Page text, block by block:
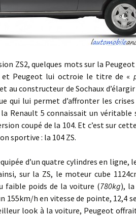
quelques mots sur la Peugeot
et Peugeot lui octroie le titre de «
au constructeur de Sochaux
qui lui permet d’affronter les
Renault 5 connaissait un véritable
coupé de la 104. Et c’est sur
sportive : la 104 ZS.
d’un quatre cylindres en ligne, le
sur la ZS, le moteur cube
faible poids de la voiture (780kg), la
155km/h en vitesse de pointe, 12,4
look à la voiture, Peugeot